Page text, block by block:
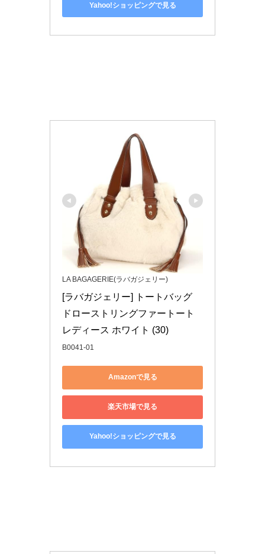
Yahoo!ショッピングで見る
LA BAGAGERIE(ラバガジェリー)
[ラバガジェリー] トートバッグ
ドローストリングファートート
レディース ホワイト (30)
B0041-01
Amazonで見る
楽天市場で見る
Yahoo!ショッピングで見る